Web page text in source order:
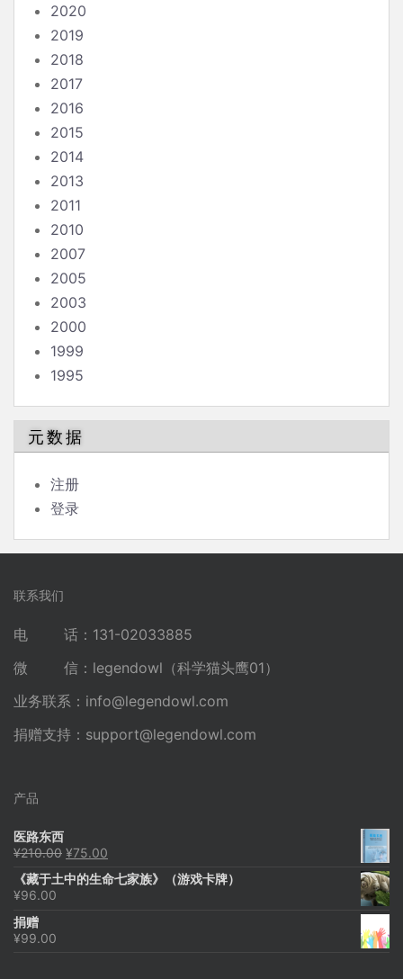
2020
2019
2018
2017
2016
2015
2014
2013
2011
2010
2007
2005
2003
2000
1999
1995
元数据
注册
登录
联系我们
电 话：131-02033885
微 信：legendowl（科学猫头鹰01）
业务联系： info@legendowl.com
捐赠支持： support@legendowl.com
产品
医路东西
¥210.00 原
为：
¥75.00
价
《藏于土中的生命七家族》（游戏卡牌）
¥96.00
捐赠
¥99.00